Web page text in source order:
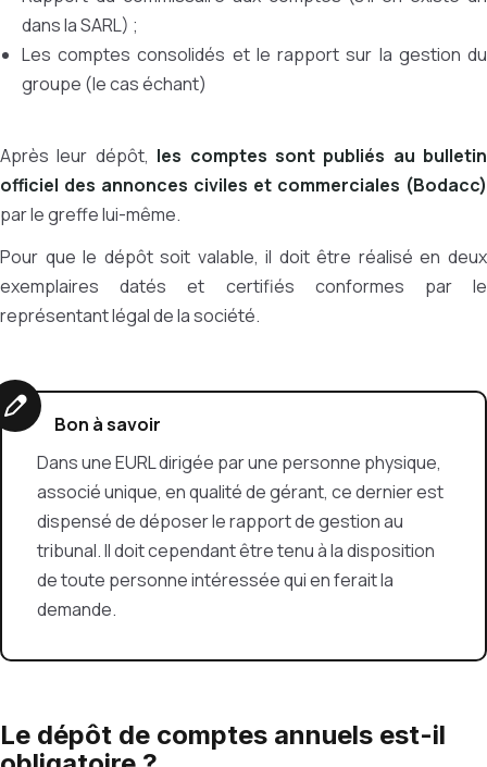
dans la SARL) ;
Les comptes consolidés et le rapport sur la gestion du
groupe (le cas échant)
Après leur dépôt, les comptes sont publiés au bulletin
officiel des annonces civiles et commerciales (Bodacc)
par le greffe lui-même.
Pour que le dépôt soit valable, il doit être réalisé en deux
exemplaires datés et certifiés conformes par le
représentant légal de la société.
Bon à savoir
Dans une EURL dirigée par une personne physique,
associé unique, en qualité de gérant, ce dernier est
dispensé de déposer le rapport de gestion au
tribunal. Il doit cependant être tenu à la disposition
de toute personne intéressée qui en ferait la
demande.
Le dépôt de comptes annuels est-il